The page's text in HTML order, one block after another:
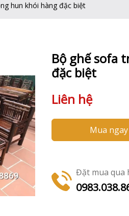
hun khói hàng đặc biệt
Bộ ghế sofa
đặc biệt
Liên hệ
Mua ngay
Đặt mua qua